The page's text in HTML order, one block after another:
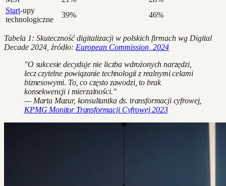
Start-upy
technologiczne
39% 46%
Tabela 1: Skuteczność digitalizacji w polskich firmach wg Digital
Decade 2024, źródło: European Commission, 2024
"O sukcesie decyduje nie liczba wdrożonych narzędzi,
lecz czytelne powiązanie technologii z realnymi celami
biznesowymi. To, co często zawodzi, to brak
konsekwencji i mierzalności."
— Marta Mazur, konsultantka ds. transformacji cyfrowej,
KPMG Monitor Transformacji Cyfrowej 2023